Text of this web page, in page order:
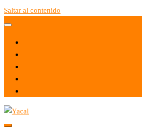
Saltar al contenido